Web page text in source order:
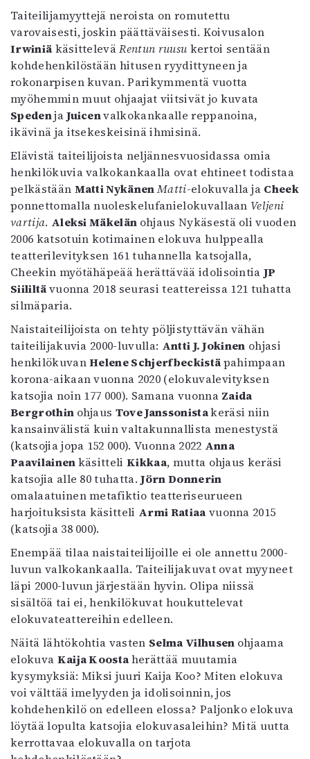
Taiteilijamyyttejä neroista on romutettu
varovaisesti, joskin päättäväisesti. Koivusalon
Irwiniä käsitteleväRentun ruusu kertoi sentään
kohdehenkilöstään hitusen ryydittyneen ja
rokonarpisen kuvan. Parikymmentä vuotta
myöhemmin muut ohjaajat viitsivät jo kuvata
SpedenjaJuicenvalkokankaalle reppanoina,
ikävinä ja itsekeskeisinä ihmisinä.
Elävistä taiteilijoista neljännesvuosidassa omia
henkilökuvia valkokankaalla ovat ehtineet todistaa
pelkästään Matti NykänenMatti-elokuvalla ja Cheek
ponnettomalla nuoleskelufanielokuvallaan Veljeni
vartija. Aleksi Mäkelän ohjaus Nykäsestä oli vuoden
2006 katsotuin kotimainen elokuva hulppealla
teatterilevityksen 161 tuhannella katsojalla,
Cheekin myötähäpeää herättävää idolisointiaJP
Siililtävuonna 2018 seurasi teattereissa 121 tuhatta
silmäparia.
Naistaiteilijoista on tehty pöljistyttävän vähän
taiteilijakuvia 2000-luvulla: Antti J. Jokinen ohjasi
henkilökuvanHelene Schjerfbeckistäpahimpaan
korona-aikaan vuonna 2020 (elokuvalevityksen
katsojia noin 177 000). Samana vuonna Zaida
Bergrothin ohjaus Tove Janssonistakeräsi niin
kansainvälistä kuin valtakunnallista menestystä
(katsojia jopa 152 000). Vuonna 2022 Anna
PaavilainenkäsitteliKikkaa, mutta ohjaus keräsi
katsojia alle 80 tuhatta.Jörn Donnerin
omalaatuinen metafiktio teatteriseurueen
harjoituksista käsitteli Armi Ratiaa vuonna 2015
(katsojia 38 000).
Enempää tilaa naistaiteilijoille ei ole annettu 2000-
luvun valkokankaalla. Taiteilijakuvat ovat myyneet
läpi 2000-luvun järjestään hyvin. Olipa niissä
sisältöä tai ei, henkilökuvat houkuttelevat
elokuvateattereihin edelleen.
Näitä lähtökohtia vasten Selma Vilhusen ohjaama
elokuva Kaija Koostaherättää muutamia
kysymyksiä: Miksi juuri Kaija Koo? Miten elokuva
voi välttää imelyyden ja idolisoinnin, jos
kohdehenkilö on edelleen elossa? Paljonko elokuva
löytää lopulta katsojia elokuvasaleihin? Mitä uutta
kerrottavaa elokuvalla on tarjota